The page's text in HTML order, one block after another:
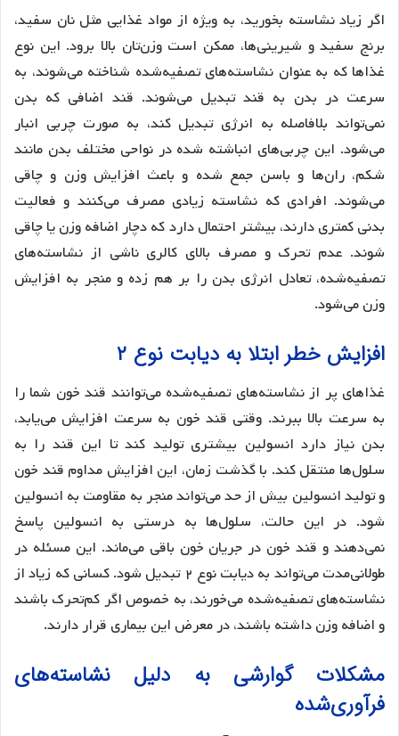
اگر زیاد نشاسته بخورید، به ویژه از مواد غذایی مثل نان سفید،
برنج سفید و شیرینی‌ها، ممکن است وزن‌تان بالا برود. این نوع
غذاها که به عنوان نشاسته‌های تصفیه‌شده شناخته می‌شوند، به
سرعت در بدن به قند تبدیل می‌شوند. قند اضافی که بدن
نمی‌تواند بلافاصله به انرژی تبدیل کند، به صورت چربی انبار
می‌شود. این چربی‌های انباشته شده در نواحی مختلف بدن مانند
شکم، ران‌ها و باسن جمع شده و باعث افزایش وزن و چاقی
می‌شوند. افرادی که نشاسته زیادی مصرف می‌کنند و فعالیت
بدنی کمتری دارند، بیشتر احتمال دارد که دچار اضافه وزن یا چاقی
شوند. عدم تحرک و مصرف بالای کالری ناشی از نشاسته‌های
تصفیه‌شده، تعادل انرژی بدن را بر هم زده و منجر به افزایش
وزن می‌شود.
افزایش خطر ابتلا به دیابت نوع ۲
غذاهای پر از نشاسته‌های تصفیه‌شده می‌توانند قند خون شما را
به سرعت بالا ببرند. وقتی قند خون به سرعت افزایش می‌یابد،
بدن نیاز دارد انسولین بیشتری تولید کند تا این قند را به
سلول‌ها منتقل کند. با گذشت زمان، این افزایش مداوم قند خون
و تولید انسولین بیش از حد می‌تواند منجر به مقاومت به انسولین
شود. در این حالت، سلول‌ها به درستی به انسولین پاسخ
نمی‌دهند و قند خون در جریان خون باقی می‌ماند. این مسئله در
طولانی‌مدت می‌تواند به دیابت نوع ۲ تبدیل شود. کسانی که زیاد از
نشاسته‌های تصفیه‌شده می‌خورند، به خصوص اگر کم‌تحرک باشند
و اضافه وزن داشته باشند، در معرض این بیماری قرار دارند.
مشکلات گوارشی به دلیل نشاسته‌های
فرآوری‌شده